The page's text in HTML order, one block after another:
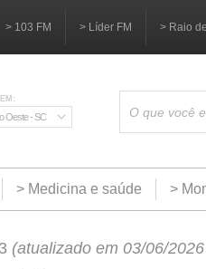
> 103 FM > Líder FM > Raio
Oeste - SC
> Medicina e saúde >
(atualizado em 03/06/